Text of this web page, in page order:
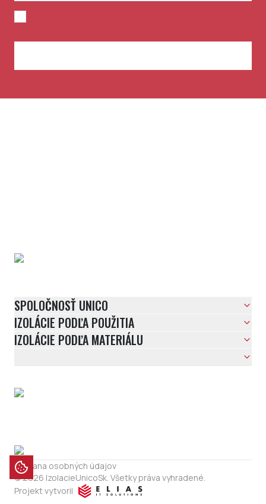
SPOLOČNOSŤ UNICO
IZOLÁCIE PODĽA POUŽITIA
IZOLÁCIE PODĽA MATERIÁLU
Ochrana osobných údajov
© 2026 IzolacieUnicoSk. Všetky práva vyhradené.
Projekt vytvoril